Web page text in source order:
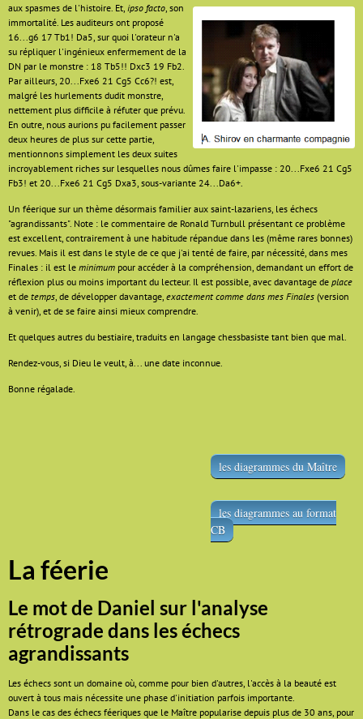
aux spasmes de l'histoire. Et, ipso facto, son
immortalité. Les auditeurs ont proposé
16...g6 17 Tb1! Da5, sur quoi l'orateur n'a
su répliquer l'ingénieux enfermement de la
DN par le monstre : 18 Tb5!! Dxc3 19 Fb2.
Par ailleurs, 20...Fxe6 21 Cg5 Cc6?! est,
malgré les hurlements dudit monstre,
nettement plus difficile à réfuter que prévu.
En outre, nous aurions pu facilement passer
deux heures de plus sur cette partie,
mentionnons simplement les deux suites
incroyablement riches sur lesquelles nous dûmes faire l'impasse : 20...Fxe6 21 Cg5
Fb3! et 20...Fxe6 21 Cg5 Dxa3, sous-variante 24...Da6+.
Un féerique sur un thème désormais familier aux saint-lazariens, les échecs
"agrandissants". Note : le commentaire de Ronald Turnbull présentant ce problème
est excellent, contrairement à une habitude répandue dans les (même rares bonnes)
revues. Mais il est dans le style de ce que j'ai tenté de faire, par nécessité, dans mes
Finales : il est le minimum pour accéder à la compréhension, demandant un effort de
réflexion plus ou moins important du lecteur. Il est possible, avec davantage de place
et de temps, de développer davantage, exactement comme dans mes Finales (version
à venir), et de se faire ainsi mieux comprendre.
Et quelques autres du bestiaire, traduits en langage chessbasiste tant bien que mal.
Rendez-vous, si Dieu le veult, à... une date inconnue.
Bonne régalade.
les diagrammes du Maître
les diagrammes au format
CB
La féerie
Le mot de Daniel sur l'analyse
rétrograde dans les échecs
agrandissants
Les échecs sont un domaine où, comme pour bien d'autres, l'accès à la beauté est
ouvert à tous mais nécessite une phase d'initiation parfois importante.
Dans le cas des échecs féeriques que le Maître popularise depuis plus de 30 ans, pour